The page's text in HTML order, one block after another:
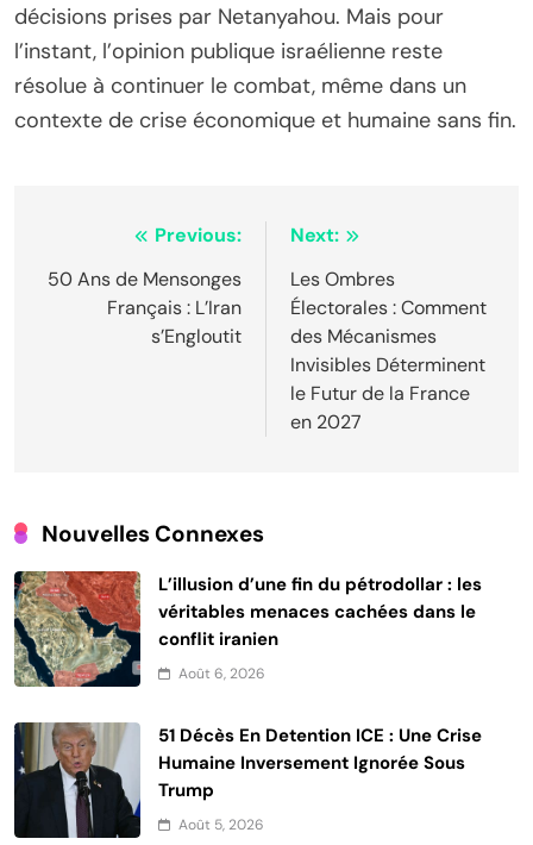
décisions prises par Netanyahou. Mais pour
l’instant, l’opinion publique israélienne reste
résolue à continuer le combat, même dans un
contexte de crise économique et humaine sans fin.
Navigation
de
l’article
Previous:
50 Ans de Mensonges
Français : L’Iran
s’Engloutit
Next:
Les Ombres
Électorales : Comment
des Mécanismes
Invisibles Déterminent
le Futur de la France
en 2027
Nouvelles Connexes
L’illusion d’une fin du pétrodollar : les
véritables menaces cachées dans le
conflit iranien
Août 6, 2026
51 Décès En Detention ICE : Une Crise
Humaine Inversement Ignorée Sous
Trump
Août 5, 2026